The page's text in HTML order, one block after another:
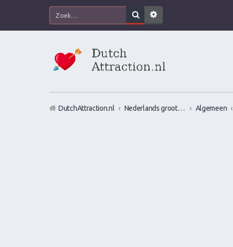
DutchAttraction.nl Nederlands grootste Dutch Attraction, Lifestyle, Vrouwen versieren en Pick-Up (PUA) Forum Algemeen